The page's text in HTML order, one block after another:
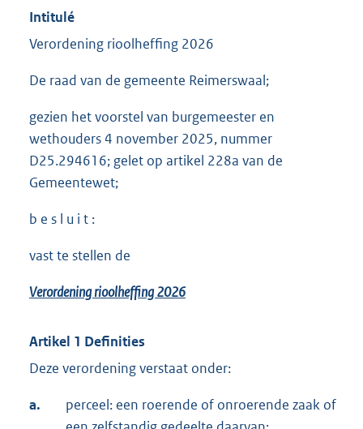
Intitulé
Verordening rioolheffing 2026
De raad van de gemeente Reimerswaal;
gezien het voorstel van burgemeester en
wethouders 4 november 2025, nummer
D25.294616; gelet op artikel 228a van de
Gemeentewet;
b e s l u i t :
vast te stellen de
Verordening rioolheffing 2026
Artikel 1 Definities
Deze verordening verstaat onder:
a.
perceel: een roerende of onroerende zaak of